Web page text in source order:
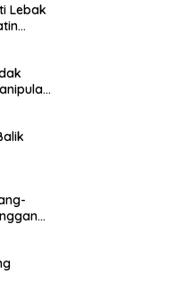
Lebak